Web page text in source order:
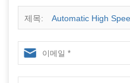
제목: Automatic High
Powder Packing Machine
pdf27d